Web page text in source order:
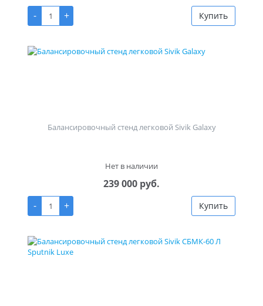
-
+ Купить
Балансировочный стенд легковой Sivik Galaxy
Нет в наличии
239 000 руб.
-
+ Купить